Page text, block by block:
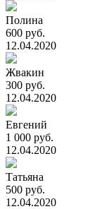
Полина
600 руб.
12.04.2020
Жвакин
300 руб.
12.04.2020
Евгений
1 000 руб.
12.04.2020
Татьяна
500 руб.
12.04.2020